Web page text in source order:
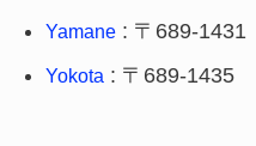
Yamane : 〒689-1431
Yokota : 〒689-1435